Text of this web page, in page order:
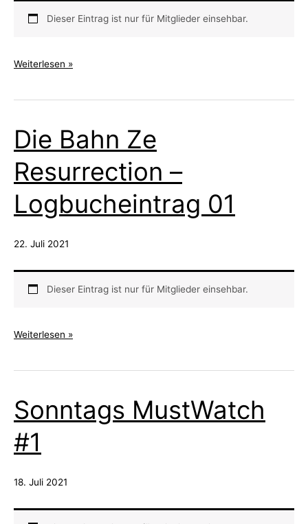
Dieser Eintrag ist nur für Mitglieder einsehbar.
Mainz
von
Weiterlesen »
Die Bahn Ze
Resurrection –
Logbucheintrag 01
22. Juli 2021
Dieser Eintrag ist nur für Mitglieder einsehbar.
Die
Ze
–
Logbucheintrag
01
Weiterlesen »
Sonntags MustWatch
#1
18. Juli 2021